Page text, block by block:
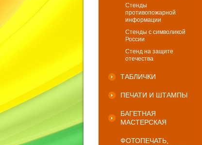
Стенды
противопожарной
информации
Стенды с символикой
России
Стенд на защите
отечества
ТАБЛИЧКИ
ПЕЧАТИ И ШТАМПЫ
БАГЕТНАЯ
МАСТЕРСКАЯ
ФОТОПЕЧАТЬ,